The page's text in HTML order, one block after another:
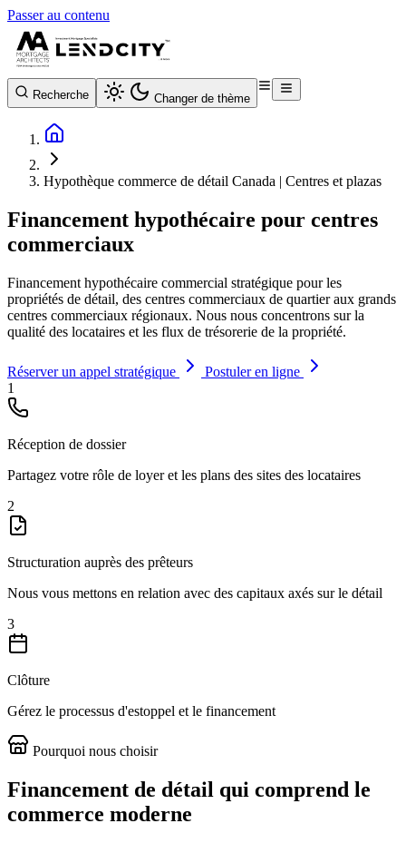
Passer au contenu
Recherche Changer de thème
Hypothèque commerce de détail Canada | Centres et plazas
Financement hypothécaire pour centres
commerciaux
Financement hypothécaire commercial stratégique pour les
propriétés de détail, des centres commerciaux de quartier aux grands
centres commerciaux régionaux. Nous nous concentrons sur la
qualité des locataires et les flux de trésorerie de la propriété.
Réserver un appel stratégique
Postuler en ligne
1
Réception de dossier
Partagez votre rôle de loyer et les plans des sites des locataires
2
Structuration auprès des prêteurs
Nous vous mettons en relation avec des capitaux axés sur le détail
3
Clôture
Gérez le processus d'estoppel et le financement
Pourquoi nous choisir
Financement de détail qui comprend le
commerce moderne